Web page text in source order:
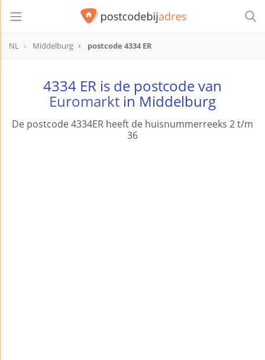
NL Middelburg postcode 4334 ER
4334 ER is de postcode van
Euromarkt in Middelburg
De postcode 4334ER heeft de huisnummerreeks 2 t/m
36